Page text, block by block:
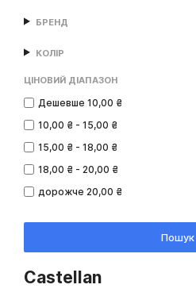
БРЕНД
КОЛІР
ЦІНОВИЙ ДІАПАЗОН
Дешевше 10,00 ₴
10,00 ₴ - 15,00 ₴
15,00 ₴ - 18,00 ₴
18,00 ₴ - 20,00 ₴
дорожче 20,00 ₴
Пошук
Castellan